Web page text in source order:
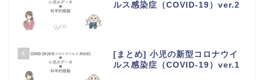
ルス感染症（COVID-19）ver.2
4
[まとめ] 小児の新型コロナウイ
ルス感染症（COVID-19）ver.1